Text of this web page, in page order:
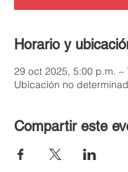
Horario y
29 oct 2025, 5:00 p.m. –
Ubicación no
Compartir este